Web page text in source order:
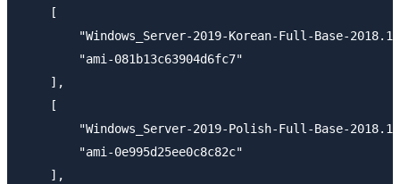
    [
"Windows_Server-2019-Korean-Full-Base-
        "ami-081b13c63904d6fc7"
    ],
    [
"Windows_Server-2019-Polish-Full-Base-
        "ami-0e995d25ee0c8c82c"
    ],